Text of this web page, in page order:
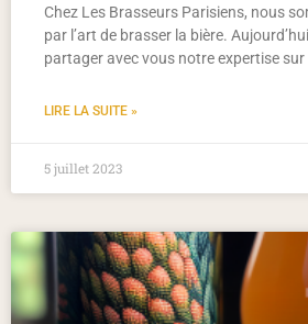
Chez Les Brasseurs Parisiens, nous
par l’art de brasser la bière.
partager avec vous notre expertise sur
LIRE LA SUITE »
5 juillet 2023